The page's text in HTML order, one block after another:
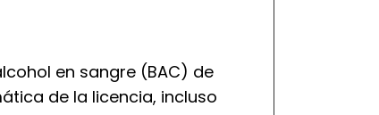
en sangre (BAC) de
de la licencia, incluso